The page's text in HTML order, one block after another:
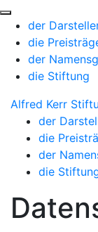
Skip
content
der
die
der
die Stiftung
Alfred Kerr
der
die
der
die